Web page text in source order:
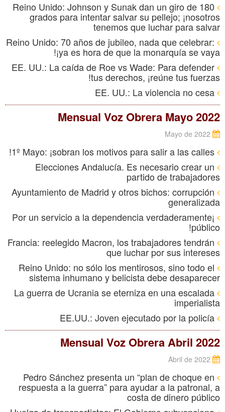
Reino Unido: Johnson y Sunak dan un giro de 180
grados para intentar salvar su pellejo; ¡nosotros
tenemos que luchar para salvar
Reino Unido: 70 años de jubileo, nada que celebrar:
¡ya es hora de que la monarquía se vaya!
EE. UU.: La caída de Roe vs Wade: Para defender
tus derechos, ¡reúne tus fuerzas!
Mensual Voz Obrera Mayo 2022
Elecciones Andalucía. Es necesario crear un
partido de trabajadores
Ayuntamiento de Madrid y otros bichos: corrupción
generalizada
¡Por un servicio a la dependencia verdaderamente
público!
Francia: reelegido Macron, los trabajadores tendrán
que luchar por sus intereses
Reino Unido: no sólo los mentirosos, sino todo el
sistema inhumano y belicista debe desaparecer
La guerra de Ucrania se eterniza en una escalada
imperialista
Mensual Voz Obrera Abril 2022
Pedro Sánchez presenta un “plan de choque en
respuesta a la guerra” para ayudar a la patronal, a
costa de dinero público